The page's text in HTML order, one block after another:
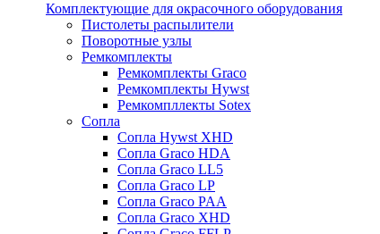
Комплектующие для окрасочного оборудования
Пистолеты распылители
Поворотные узлы
Ремкомплекты
Ремкомплекты Graco
Ремкомплекты Hywst
Ремкомпллекты Sotex
Сопла
Сопла Hywst XHD
Сопла Graco HDA
Сопла Graco LL5
Сопла Graco LP
Сопла Graco PAA
Сопла Graco XHD